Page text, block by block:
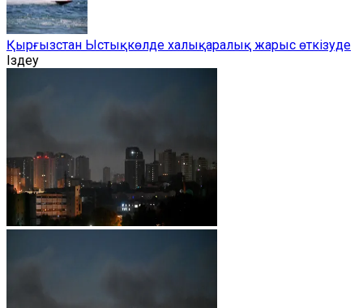
Қырғызстан Ыстықкөлде халықаралық жарыс өткізуде
Іздеу